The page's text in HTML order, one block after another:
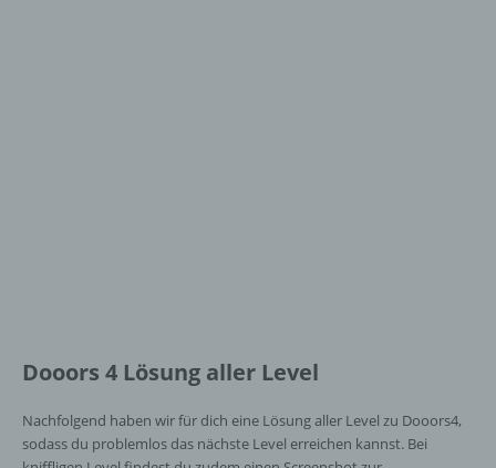
Dooors 4 Lösung aller Level
Nachfolgend haben wir für dich eine Lösung aller Level zu Dooors4,
sodass du problemlos das nächste Level erreichen kannst. Bei